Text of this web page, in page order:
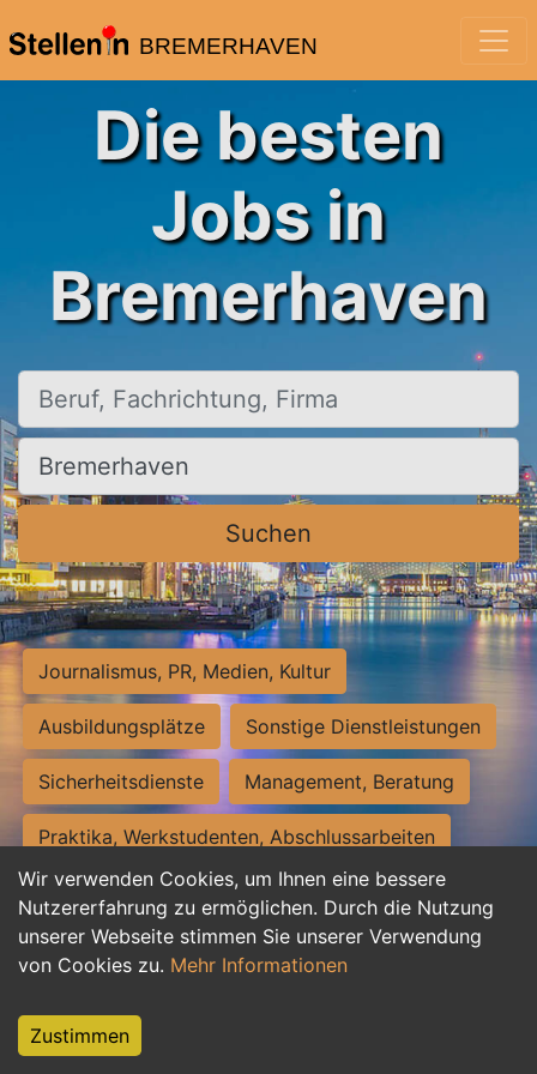
BREMERHAVEN
Wir verwenden Cookies, um Ihnen eine bessere
Nutzererfahrung zu ermöglichen. Durch die Nutzung
unserer Webseite stimmen Sie unserer Verwendung
von Cookies zu. Mehr Informationen
Zustimmen
Die besten
Jobs in
Bremerhaven
Beruf, Fachrichtung, Firma
Ort, Stadt
Suchen
Journalismus, PR, Medien, Kultur
Ausbildungsplätze Sonstige Dienstleistungen
Sicherheitsdienste Management, Beratung
Praktika, Werkstudenten, Abschlussarbeiten
Personalwesen Assistenz, Sekretariat
Hilfskräfte, Aushilfs- und Nebenjobs
Weiterbildung, Studium, duale Ausbildung